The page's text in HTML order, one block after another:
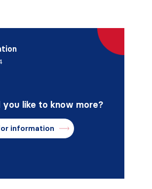
you like to know more?
information